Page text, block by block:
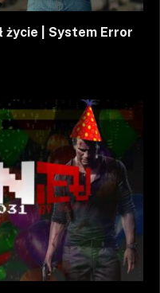
życie | System Error